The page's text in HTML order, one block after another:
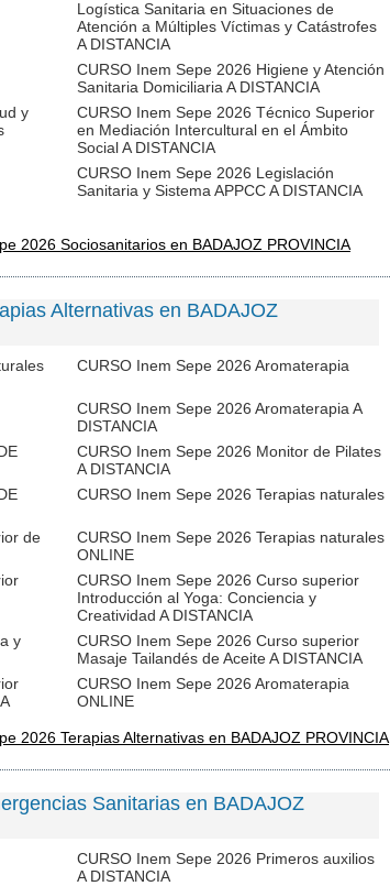
Logística Sanitaria en Situaciones de
Atención a Múltiples Víctimas y Catástrofes
A DISTANCIA
CURSO Inem Sepe 2026 Higiene y Atención
Sanitaria Domiciliaria A DISTANCIA
y
CURSO Inem Sepe 2026 Técnico Superior
en Mediación Intercultural en el Ámbito
Social A DISTANCIA
CURSO Inem Sepe 2026 Legislación
Sanitaria y Sistema APPCC A DISTANCIA
2026 Sociosanitarios en BADAJOZ PROVINCIA
Alternativas en BADAJOZ
CURSO Inem Sepe 2026 Aromaterapia
CURSO Inem Sepe 2026 Aromaterapia A
DISTANCIA
CURSO Inem Sepe 2026 Monitor de Pilates
A DISTANCIA
CURSO Inem Sepe 2026 Terapias naturales
de
CURSO Inem Sepe 2026 Terapias naturales
ONLINE
CURSO Inem Sepe 2026 Curso superior
Introducción al Yoga: Conciencia y
Creatividad A DISTANCIA
y
CURSO Inem Sepe 2026 Curso superior
Masaje Tailandés de Aceite A DISTANCIA
CURSO Inem Sepe 2026 Aromaterapia
ONLINE
2026 Terapias Alternativas en BADAJOZ PROVINCIA
Sanitarias en BADAJOZ
CURSO Inem Sepe 2026 Primeros auxilios
A DISTANCIA